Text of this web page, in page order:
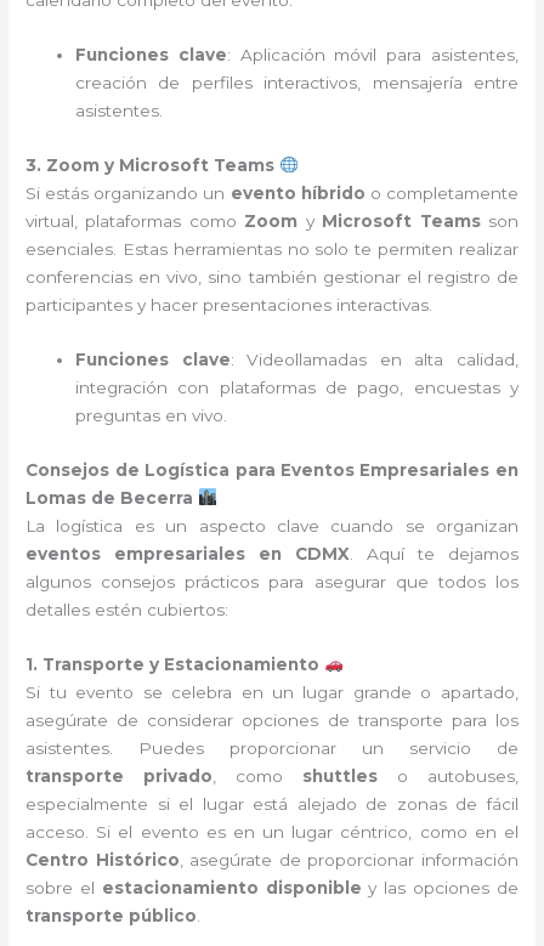
Funciones clave: Aplicación móvil para asistentes,
creación de perfiles interactivos, mensajería entre
asistentes.
3. Zoom y Microsoft Teams
Si estás organizando un evento híbrido o completamente
virtual, plataformas como Zoom y Microsoft Teamsson
esenciales. Estas herramientas no solo te permiten realizar
conferencias en vivo, sino también gestionar el registro de
participantes y hacer presentaciones interactivas.
Funciones clave: Videollamadas en alta calidad,
integración con plataformas de pago, encuestas y
preguntas en vivo.
Consejos de Logística para Eventos Empresariales en
Lomas de Becerra
La logística es un aspecto clave cuando se organizan
eventos empresariales en CDMX . Aquí te dejamos
algunos consejos prácticos para asegurar que todos los
detalles estén cubiertos:
1. Transporte y Estacionamiento
Si tu evento se celebra en un lugar grande o apartado,
asegúrate de considerar opciones de transporte para los
asistentes. Puedes proporcionar un servicio de
transporte privado , como shuttles o autobuses,
especialmente si el lugar está alejado de zonas de fácil
acceso. Si el evento es en un lugar céntrico, como en el
Centro Histórico , asegúrate de proporcionar información
sobre el estacionamiento disponible y las opciones de
transporte público